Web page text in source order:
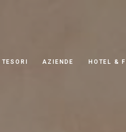
TESORI AZIENDE HOTEL &